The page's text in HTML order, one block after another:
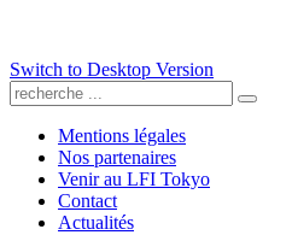
Switch to Desktop Version
Mentions légales
Nos partenaires
Venir au LFI Tokyo
Contact
Actualités